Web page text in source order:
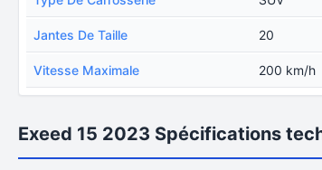
Jantes De Taille 20
Vitesse Maximale 200 km/h
Exeed 15 2023 Spécifications